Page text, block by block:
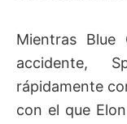
Mientras Blue
accidente,
rápidamente
con el que